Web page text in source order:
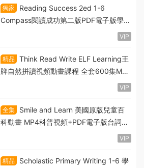
獨家
Reading Success 2ed 1-6
Compass閱讀成功第二版PDF電子版學生
書教師書測試卷詞彙表 MP3音頻 百度雲
VIP
精品 Think Read Write ELF Learning王
牌自然拼讀視頻動畫課程 全套600集MP4
VIP
全集
Smile and Learn 美國原版兒童百
科動畫 MP4科普視頻+PDF電子版台詞繪
VIP
精品
Scholastic Primary Writing 1-6 學